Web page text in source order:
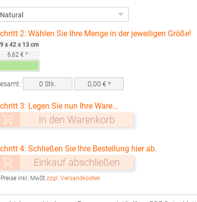
2: Wählen Sie Ihre Menge in der jeweiligen Größe!
x 42 x 13 cm
6,62 € *
0 Stk. 0,00 € *
3: Legen Sie nun Ihre Ware...
In den Warenkorb
4: Schließen Sie Ihre Bestellung hier ab.
Einkauf abschließen
inkl. MwSt.zzgl. Versandkosten